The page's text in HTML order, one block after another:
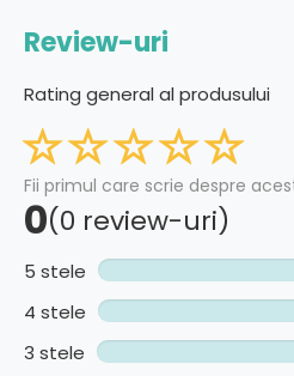
Review-uri
Rating general al produsului
Fii primul care scrie despre
0(0 review-uri)
5 stele
4 stele
3 stele